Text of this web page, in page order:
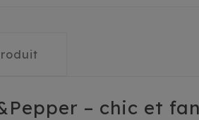
– chic et